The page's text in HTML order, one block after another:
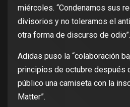
miércoles. “Condenamos sus
divisorios y no toleramos el
otra forma de discurso de odio”.
Adidas puso la “colaboración
principios de octubre después
público una camiseta con la
Matter”.